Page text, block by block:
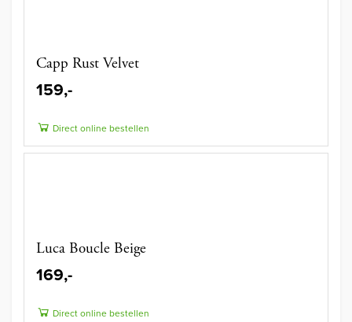
Capp Rust Velvet
159,-
Direct online bestellen
Luca Boucle Beige
169,-
Direct online bestellen